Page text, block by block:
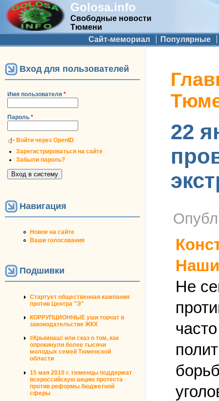
Golosa.info
Свободные новости
Тюмени
Дополнительное меню
Сайт-мемориал Популярные
Вход для пользователей
Имя пользователя *
Пароль *
Войти через OpenID
Зарегистрироваться на сайте
Забыли пароль?
Навигация
Новое на сайте
Ваши голосования
Подшивки
Стартует общественная кампания
против Центра "Э"
КОРРУПЦИОННЫЕ уши торчат в
законодательстве ЖКХ
#Крымнаш! или сказ о том, как
опрокинули более тысячи
молодых семей Тюменской
области
15 мая 2010 г. тюменцы поддержат
всероссийскую акцию протеста
против реформы бюджетной
сферы
Вы
22
Не